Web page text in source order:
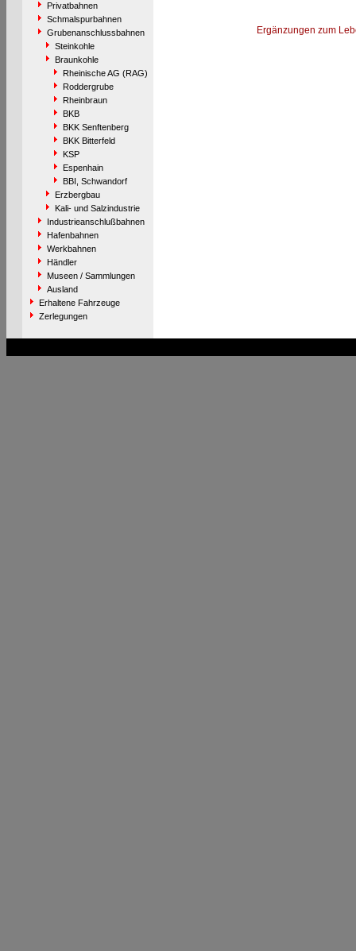
Privatbahnen
Schmalspurbahnen
Grubenanschlussbahnen
Steinkohle
Braunkohle
Rheinische AG (RAG)
Roddergrube
Rheinbraun
BKB
BKK Senftenberg
BKK Bitterfeld
KSP
Espenhain
BBI, Schwandorf
Erzbergbau
Kali- und Salzindustrie
Industrieanschlußbahnen
Hafenbahnen
Werkbahnen
Händler
Museen / Sammlungen
Ausland
Erhaltene Fahrzeuge
Zerlegungen
Ergänzungen zum